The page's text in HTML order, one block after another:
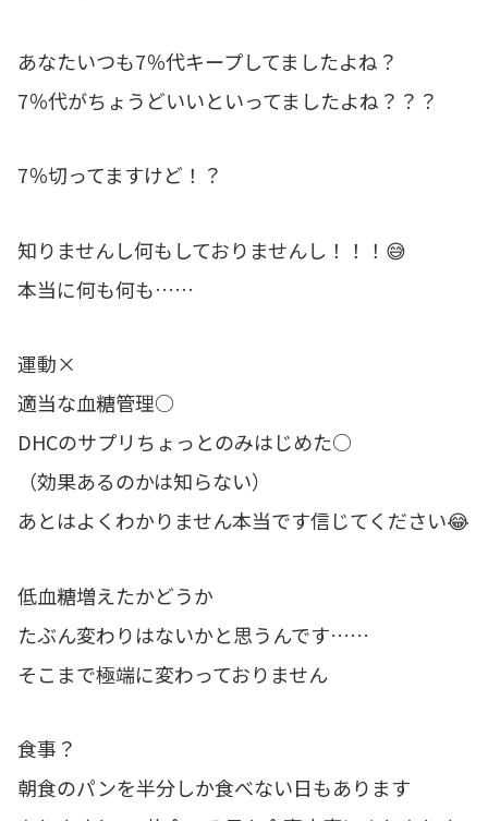
あなたいつも7％代キープしてましたよね？
7％代がちょうどいいといってましたよね？？？
7％切ってますけど！？
知りませんし何もしておりませんし！！！😅
本当に何も何も……
運動×
適当な血糖管理○
DHCのサプリちょっとのみはじめた○
（効果あるのかは知らない）
あとはよくわかりません本当です信じてください😂
低血糖増えたかどうか
たぶん変わりはないかと思うんです……
そこまで極端に変わっておりません
食事？
朝食のパンを半分しか食べない日もあります